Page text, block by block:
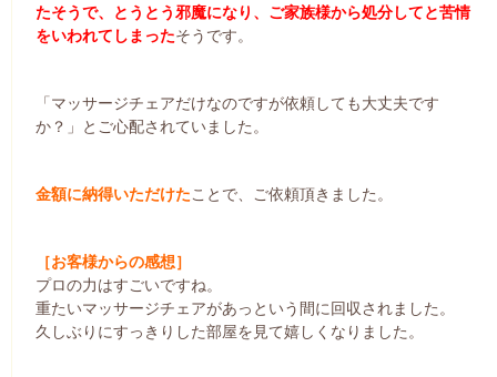
たそうで、とうとう邪魔になり、ご家族様から処分してと苦情
をいわれてしまったそうです。
「マッサージチェアだけなのですが依頼しても大丈夫です
か？」とご心配されていました。
金額に納得いただけたことで、ご依頼頂きました。
［お客様からの感想］
プロの力はすごいですね。
重たいマッサージチェアがあっという間に回収されました。
久しぶりにすっきりした部屋を見て嬉しくなりました。